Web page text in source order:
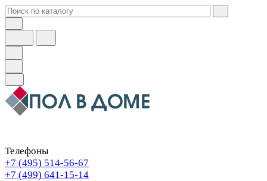
Телефоны
+7 (495) 514-56-67
+7 (499) 641-15-14